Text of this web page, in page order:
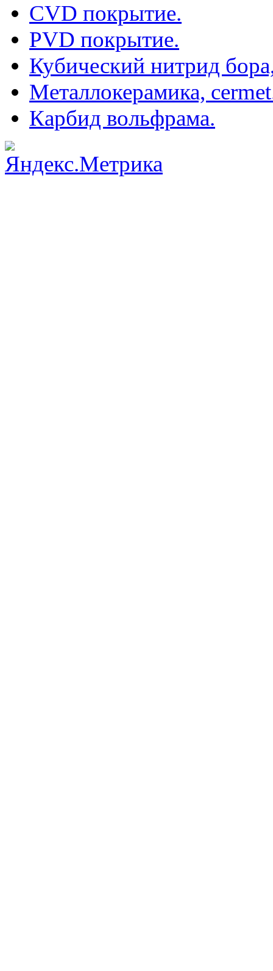
CVD покрытие.
PVD покрытие.
Кубический нитрид
Металлокерамика,
Карбид вольфрама.